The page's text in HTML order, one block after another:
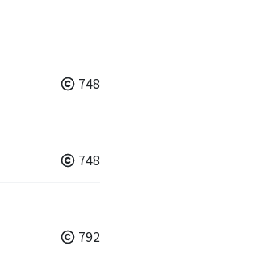
748
748
792